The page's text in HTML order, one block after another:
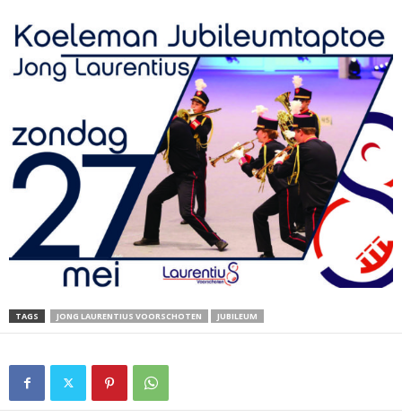
TAGS JONG LAURENTIUS VOORSCHOTEN JUBILEUM